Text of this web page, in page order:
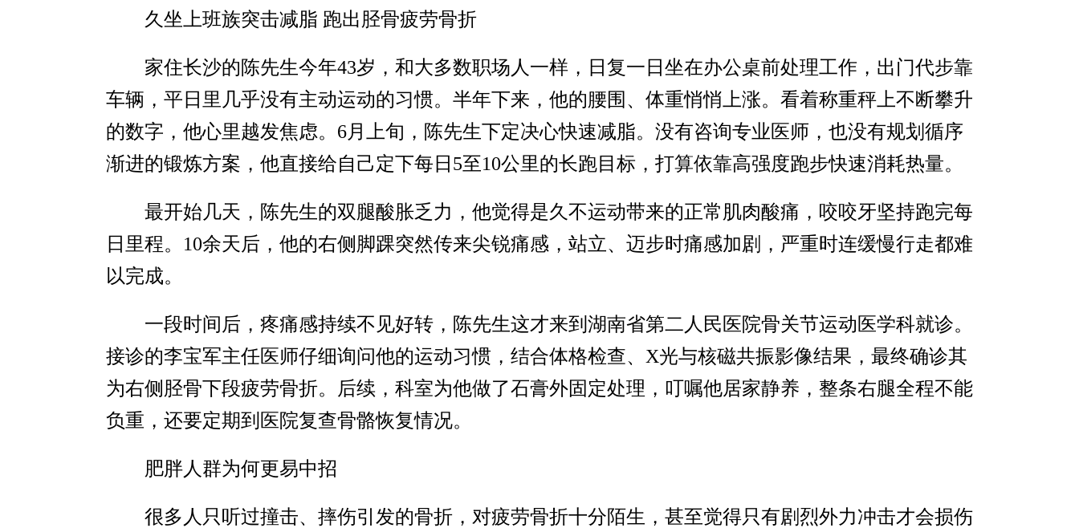
久坐上班族突击减脂 跑出胫骨疲劳骨折
家住长沙的陈先生今年43岁，和大多数职场人一样，日复一日坐在办公桌前处理工作，出门代步靠
车辆，平日里几乎没有主动运动的习惯。半年下来，他的腰围、体重悄悄上涨。看着称重秤上不断攀升
的数字，他心里越发焦虑。6月上旬，陈先生下定决心快速减脂。没有咨询专业医师，也没有规划循序
渐进的锻炼方案，他直接给自己定下每日5至10公里的长跑目标，打算依靠高强度跑步快速消耗热量。
最开始几天，陈先生的双腿酸胀乏力，他觉得是久不运动带来的正常肌肉酸痛，咬咬牙坚持跑完每
日里程。10余天后，他的右侧脚踝突然传来尖锐痛感，站立、迈步时痛感加剧，严重时连缓慢行走都难
以完成。
一段时间后，疼痛感持续不见好转，陈先生这才来到湖南省第二人民医院骨关节运动医学科就诊。
接诊的李宝军主任医师仔细询问他的运动习惯，结合体格检查、X光与核磁共振影像结果，最终确诊其
为右侧胫骨下段疲劳骨折。后续，科室为他做了石膏外固定处理，叮嘱他居家静养，整条右腿全程不能
负重，还要定期到医院复查骨骼恢复情况。
肥胖人群为何更易中招
很多人只听过撞击、摔伤引发的骨折，对疲劳骨折十分陌生，甚至觉得只有剧烈外力冲击才会损伤